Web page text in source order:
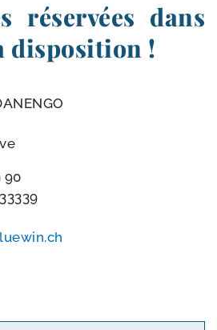
réservées dans
disposition !
90